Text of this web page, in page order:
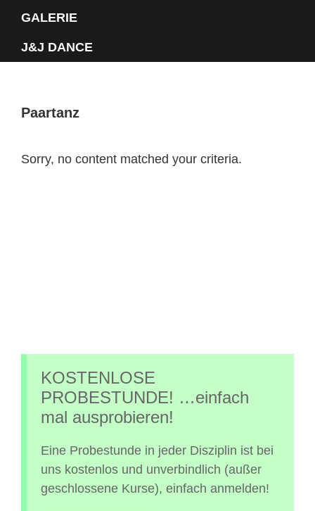
GALERIE
J&J DANCE
Paartanz
Sorry, no content matched your criteria.
KOSTENLOSE
PROBESTUNDE! …einfach
mal ausprobieren!
Eine Probestunde in jeder Disziplin ist bei
uns kostenlos und unverbindlich (außer
geschlossene Kurse), einfach anmelden!